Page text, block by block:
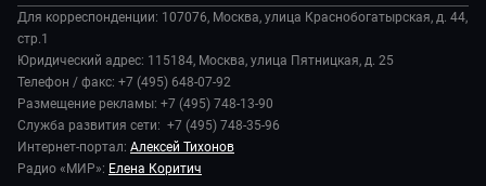
Происшествия
В содружестве
В мире
Наука и технологии
Здоровье и медицина
Спорт
Дела судебные
Диктор делает
Игра в кино
Игра в кино. Мультфильмы
Исторический детектив
Миллион за 5 минут
История
Руководство
Новости компании
Пресса о нас
Карьера
Реклама
Для корреспонденции: 107076, Москва, улица Краснобогатырская, д. 44,
стр.1
Юридический адрес: 115184, Москва, улица Пятницкая, д. 25
Телефон / факс: +7 (495) 648-07-92
Размещение рекламы: +7 (495) 748-13-90
Служба развития сети: +7 (495) 748-35-96
Интернет-портал: Алексей Тихонов
Радио «МИР»: Елена Коритич